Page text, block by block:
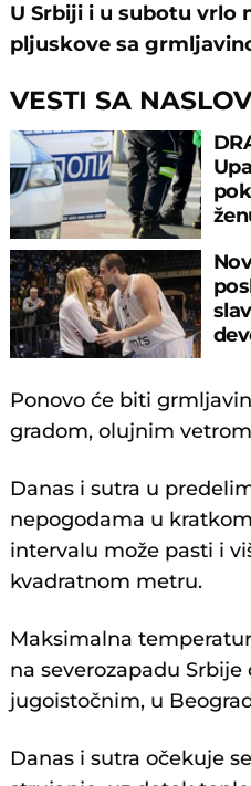
U Srbiji i u subotu vrlo
pljuskove sa
VESTI SA
Ponovo će biti
gradom, olujnim
Danas i sutra u
nepogodama u
intervalu može pasti i
kvadratnom metru.
Maksimalna
na severozapadu
jugoistočnim, u
Danas i sutra očekuje